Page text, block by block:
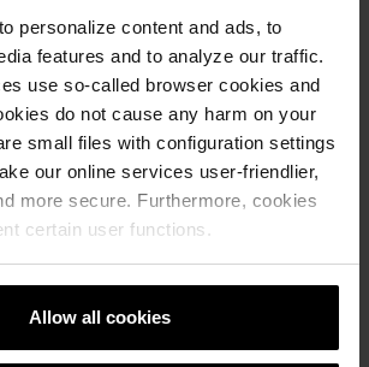
personalize content and ads, to
features and to analyze our traffic.
use so-called browser cookies and
do not cause any harm on your
small files with configuration settings
our online services user-friendlier,
more secure. Furthermore, cookies
certain user functions.
Allow all cookies